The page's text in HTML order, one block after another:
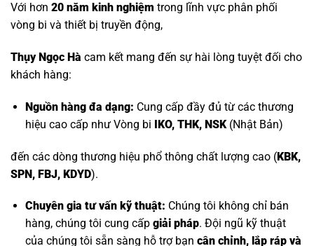
Với hơn 20 năm kinh nghiệm trong lĩnh vực phân phối
vòng bi và thiết bị truyền động,
Thụy Ngọc Hà cam kết mang đến sự hài lòng tuyệt đối cho
khách hàng:
Nguồn hàng đa dạng: Cung cấp đầy đủ từ các thương
hiệu cao cấp nhưVòng bi IKO, THK, NSK(Nhật Bản)
đến các dòng thương hiệu phổ thông chất lượng cao (KBK,
SPN, FBJ, KDYD).
Chuyên gia tư vấn kỹ thuật: Chúng tôi không chỉ bán
hàng, chúng tôi cung cấp giải pháp. Đội ngũ kỹ thuật
của chúng tôi sẵn sàng hỗ trợ bạn cân chỉnh, lắp ráp và